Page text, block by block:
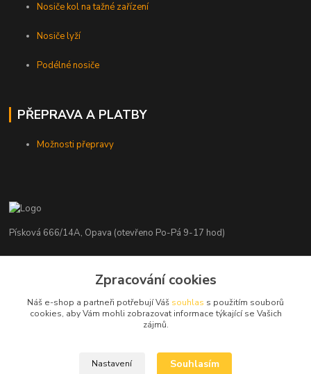
Nosiče kol na tažné zařízení
Nosiče lyží
Podélné nosiče
PŘEPRAVA A PLATBY
Možnosti přepravy
Písková 666/14A, Opava (otevřeno Po-Pá 9-17 hod)
+420 776 839 986
info@nosice.com
Zpracování cookies
Náš e-shop a partneři potřebují Váš souhlas s použitím souborů
cookies, aby Vám mohli zobrazovat informace týkající se Vašich
zájmů.
Nastavení Souhlasím